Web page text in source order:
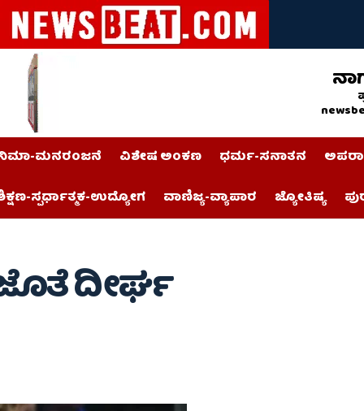
ಮನರಂಜನೆ ವಿಶೇಷ ಅಂಕಣ ಧರ್ಮ-ಸನಾತನ
ಸ್ಪರ್ಧಾತ್ಮಕ-ಉದ್ಯೋಗ ವಾಣಿಜ್ಯ-ವ್ಯಾಪಾರ ಜ್ಯೋತಿಷ್ಯ
ದೀರ್ಘ